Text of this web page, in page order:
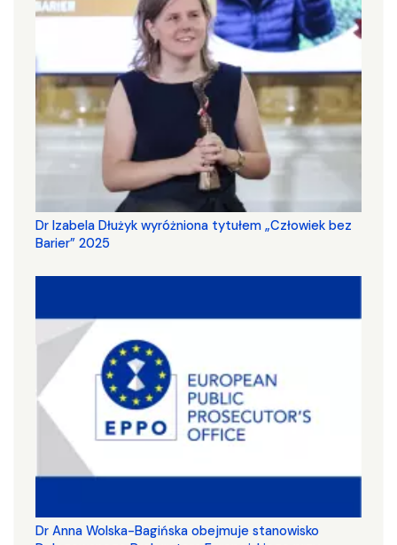
Dr Izabela Dłużyk wyróżniona tytułem „Człowiek bez
Barier” 2025
Dr Anna Wolska-Bagińska obejmuje stanowisko